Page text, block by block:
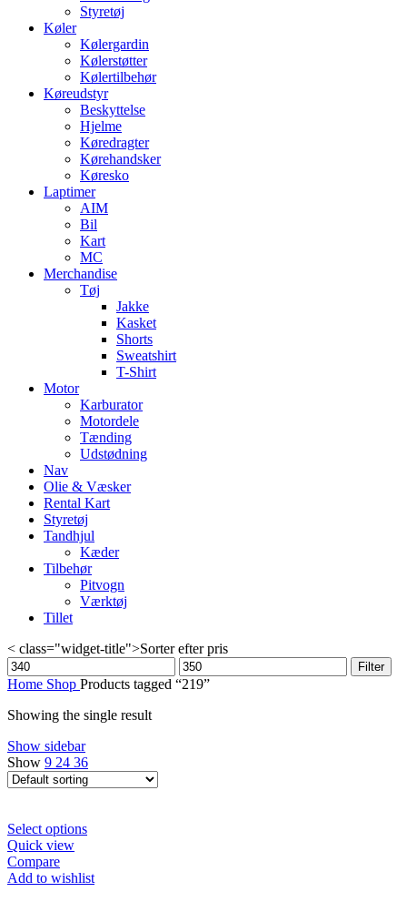
Styretøj
Køler
Kølergardin
Kølerstøtter
Kølertilbehør
Køreudstyr
Beskyttelse
Hjelme
Køredragter
Kørehandsker
Køresko
Laptimer
AIM
Bil
Kart
MC
Merchandise
Tøj
Jakke
Kasket
Shorts
Sweatshirt
T-Shirt
Motor
Karburator
Motordele
Tænding
Udstødning
Nav
Olie & Væsker
Rental Kart
Styretøj
Tandhjul
Kæder
Tilbehør
Pitvogn
Værktøj
Tillet
< class="widget-title">Sorter efter pris
Min
price
Max
price
Filter
Home Shop Products tagged “219”
Showing the single result
Show sidebar
Show 9 24 36
Select options
Quick view
Compare
Add to wishlist